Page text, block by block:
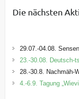
Die nächsten
29.07.-04.08.
23.-30.08. Deutsch-
28.-30.8. Nachmäh-
4.-6.9. Tagung